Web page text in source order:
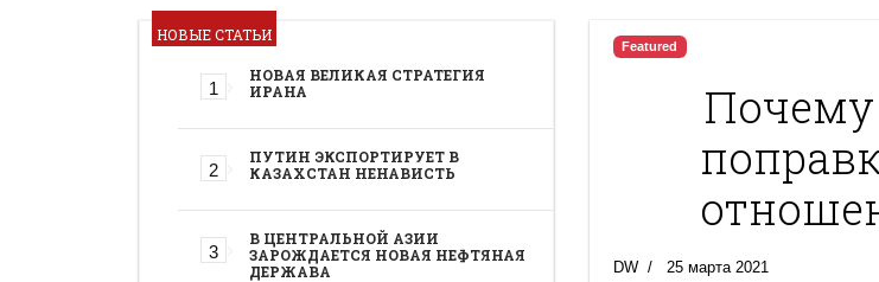
НОВЫЕ СТАТЬИ
НОВАЯ ВЕЛИКАЯ СТРАТЕГИЯ
ИРАНА
ПУТИН ЭКСПОРТИРУЕТ В
КАЗАХСТАН НЕНАВИСТЬ
В ЦЕНТРАЛЬНОЙ АЗИИ
ЗАРОЖДАЕТСЯ НОВАЯ НЕФТЯНАЯ
ДЕРЖАВА
Featured
DW 25 марта 2021